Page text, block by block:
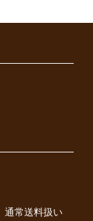
通常送料扱い